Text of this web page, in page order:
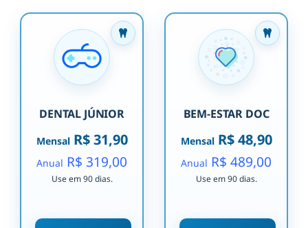
DENTAL JÚNIOR
MensalR$ 31,90
Anual R$ 319,00
Use em 90 dias.
BEM-ESTAR DOC
MensalR$ 48,90
Anual R$ 489,00
Use em 90 dias.